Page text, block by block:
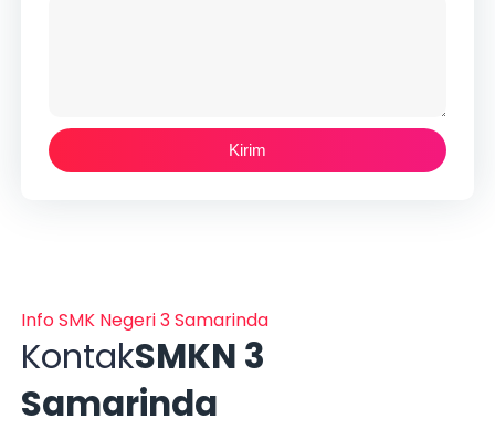
Info SMK Negeri 3 Samarinda
KontakSMKN 3
Samarinda